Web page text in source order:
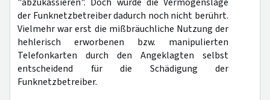
der Funknetzbetreiber dadurch noch nicht berührt.
Vielmehr war erst die mißbräuchliche Nutzung der
hehlerisch erworbenen bzw. manipulierten
Telefonkarten durch den Angeklagten selbst
entscheidend für die Schädigung der
Funknetzbetreiber.